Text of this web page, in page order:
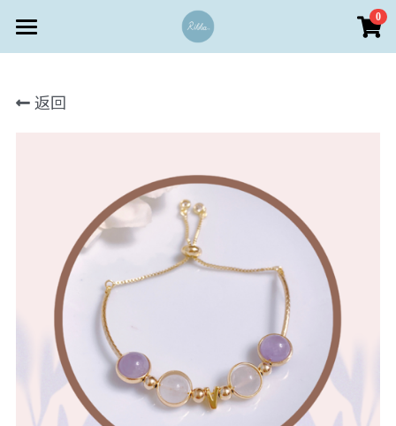
0
首頁
商店 Store
個人定製區
儀式感送禮區
支付方式
登錄
返回
×
商品分類